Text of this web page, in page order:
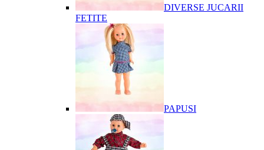
DIVERSE JUCARII
FETITE
PAPUSI